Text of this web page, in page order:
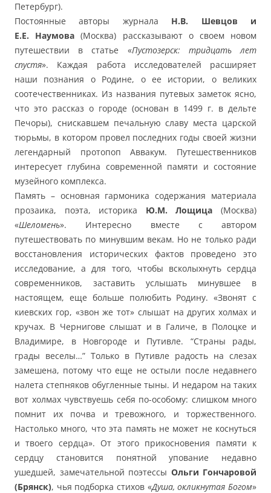
Петербург).
Постоянные авторы журнала Н.В. Шевцов и
Е.Е. Наумова(Москва) рассказывают о своем новом
путешествии в статье «Пустозерск: тридцать лет
спустя». Каждая работа исследователей расширяет
наши познания о Родине, о ее истории, о великих
соотечественниках. Из названия путевых заметок ясно,
что это рассказ о городе (основан в 1499 г. в дельте
Печоры), снискавшем печальную славу места царской
тюрьмы, в котором провел последних годы своей жизни
легендарный протопоп Аввакум. Путешественников
интересует глубина современной памяти и состояние
музейного комплекса.
Память – основная гармоника содержания материала
прозаика, поэта, историка Ю.М. Лощица(Москва)
«Шеломень». Интересно вместе с автором
путешествовать по минувшим векам. Но не только ради
восстановления исторических фактов проведено это
исследование, а для того, чтобы всколыхнуть сердца
современников, заставить услышать минувшее в
настоящем, еще больше полюбить Родину. «Звонят с
киевских гор, «звон же тот» слышат на других холмах и
кручах. В Чернигове слышат и в Галиче, в Полоцке и
Владимире, в Новгороде и Путивле. “Страны рады,
грады веселы…” Только в Путивле радость на слезах
замешена, потому что еще не остыли после недавнего
налета степняков обугленные тыны. И недаром на таких
вот холмах чувствуешь себя по-особому: слишком много
помнит их почва и тревожного, и торжественного.
Настолько много, что эта память не может не коснуться
и твоего сердца». От этого прикосновения памяти к
сердцу становится понятной упование недавно
ушедшей, замечательной поэтессы Ольги Гончаровой
(Брянск), чья подборка стихов «Душа, окликнутая Богом»